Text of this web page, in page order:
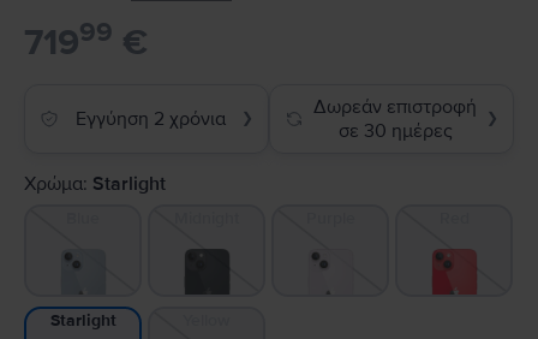
71999 €
Εγγύηση 2 χρόνια ❯
Δωρεάν επιστροφή
σε 30 ημέρες
❯
Χρώμα: Starlight
Starlight